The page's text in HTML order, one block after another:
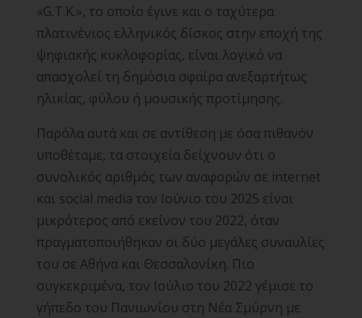
«G.T.K.», το οποίο έγινε και ο ταχύτερα
πλατινένιος ελληνικός δίσκος στην εποχή της
ψηφιακής κυκλοφορίας, είναι λογικό να
απασχολεί τη δημόσια σφαίρα ανεξαρτήτως
ηλικίας, φύλου ή μουσικής προτίμησης.
Παρόλα αυτά και σε αντίθεση με όσα πιθανόν
υποθέταμε, τα στοιχεία δείχνουν ότι ο
συνολικός αριθμός των αναφορών σε internet
και social media τον Ιούνιο του 2025 είναι
μικρότερος από εκείνον του 2022, όταν
πραγματοποιήθηκαν οι δύο μεγάλες συναυλίες
του σε Αθήνα και Θεσσαλονίκη. Πιο
συγκεκριμένα, τον Ιούλιο του 2022 γέμισε το
γήπεδο του Πανιωνίου στη Νέα Σμύρνη με